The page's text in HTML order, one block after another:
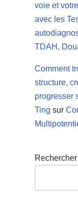
voie et
avec les
TDAH,
Comment
structure,
progresser
Ting sur
Rechercher